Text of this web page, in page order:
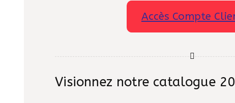
Accès Compte
Visionnez notre catalogue